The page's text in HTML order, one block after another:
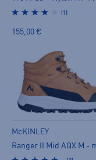
(1)
155,00 €
McKINLEY